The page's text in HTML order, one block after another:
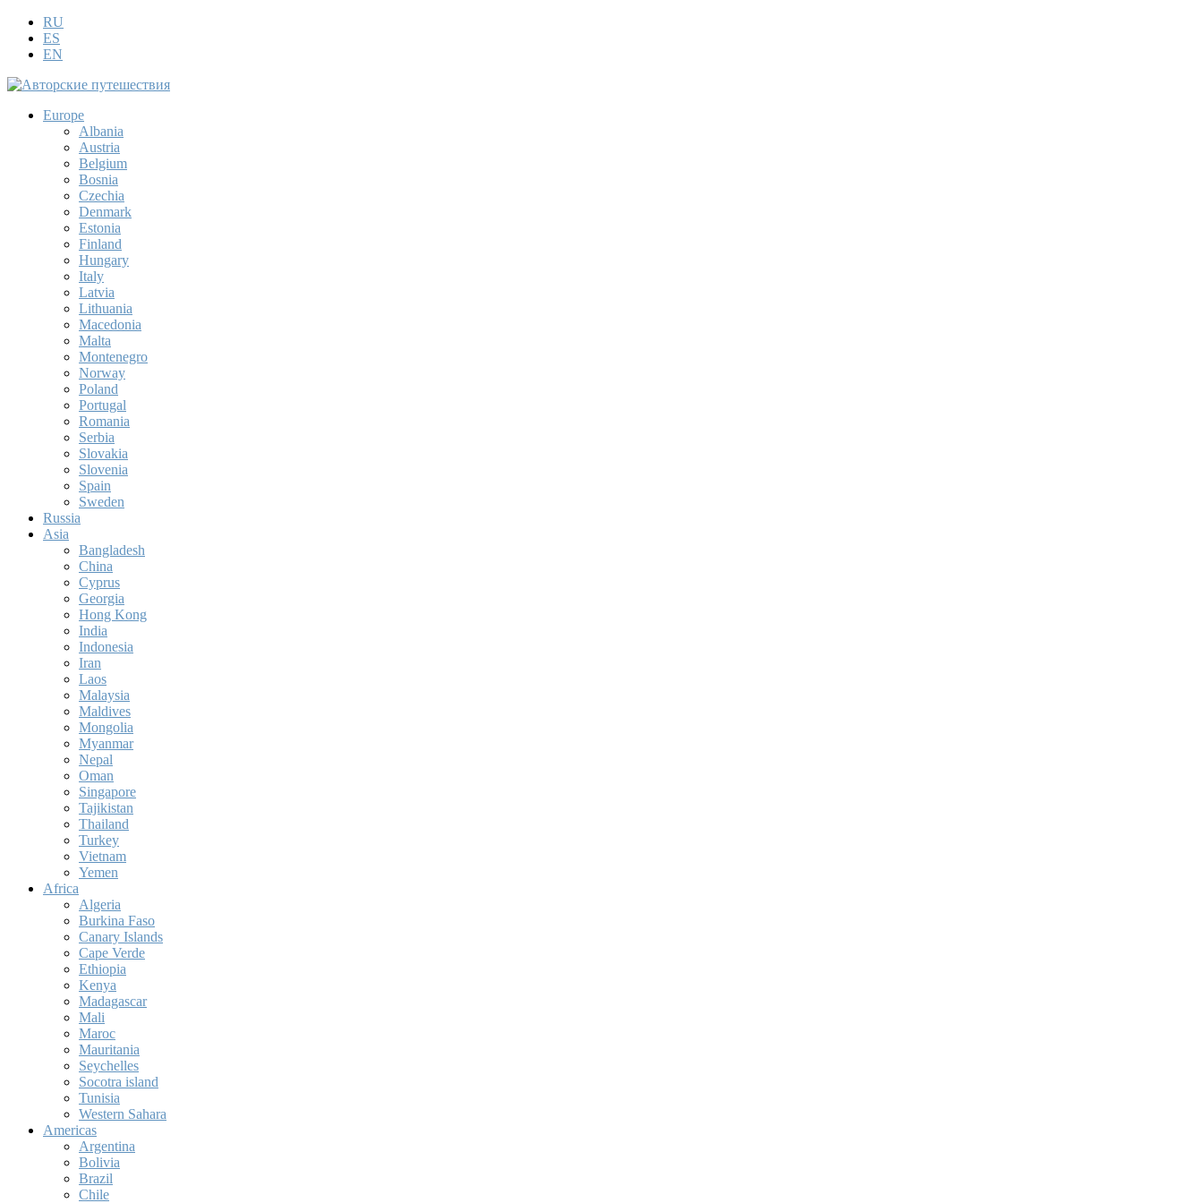
RU
ES
EN
Europe
Albania
Austria
Belgium
Bosnia
Czechia
Denmark
Estonia
Finland
Hungary
Italy
Latvia
Lithuania
Macedonia
Malta
Montenegro
Norway
Poland
Portugal
Romania
Serbia
Slovakia
Slovenia
Spain
Sweden
Russia
Asia
Bangladesh
China
Cyprus
Georgia
Hong Kong
India
Indonesia
Iran
Laos
Malaysia
Maldives
Mongolia
Myanmar
Nepal
Oman
Singapore
Tajikistan
Thailand
Turkey
Vietnam
Yemen
Africa
Algeria
Burkina Faso
Canary Islands
Cape Verde
Ethiopia
Kenya
Madagascar
Mali
Maroc
Mauritania
Seychelles
Socotra island
Tunisia
Western Sahara
Americas
Argentina
Bolivia
Brazil
Chile